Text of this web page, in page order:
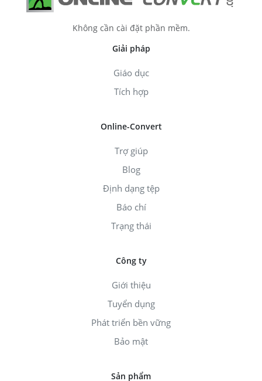
Không cần cài đặt phần mềm.
Giải pháp
Giáo dục
Tích hợp
Online-Convert
Trợ giúp
Blog
Định dạng tệp
Báo chí
Trạng thái
Công ty
Giới thiệu
Tuyển dụng
Phát triển bền vững
Bảo mật
Sản phẩm